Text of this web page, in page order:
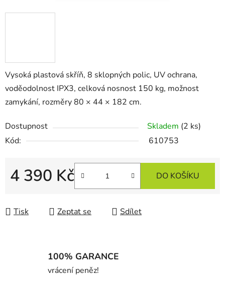
Vysoká plastová skříň, 8 sklopných polic, UV ochrana,
voděodolnost IPX3, celková nosnost 150 kg, možnost
zamykání, rozměry 80 × 44 × 182 cm.
Dostupnost Skladem (2 ks)
Kód:
610753
4 390 Kč DO KOŠÍKU
Tisk Zeptat se Sdílet
100% GARANCE
vrácení peněz!